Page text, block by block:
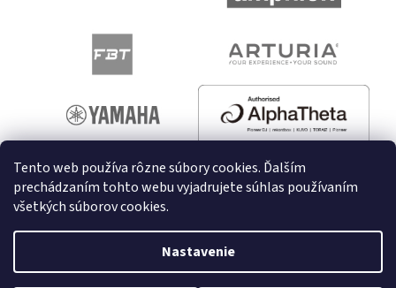
Tento web používa rôzne súbory cookies. Ďalším
prechádzaním tohto webu vyjadrujete súhlas používaním
všetkých súborov cookies.
Nastavenie
Vytvoril Shoptet